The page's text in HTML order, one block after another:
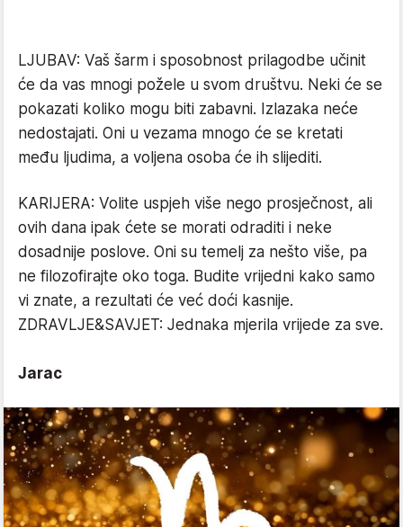
LJUBAV: Vaš šarm i sposobnost prilagodbe učinit
će da vas mnogi požele u svom društvu. Neki će se
pokazati koliko mogu biti zabavni. Izlazaka neće
nedostajati. Oni u vezama mnogo će se kretati
među ljudima, a voljena osoba će ih slijediti.
KARIJERA: Volite uspjeh više nego prosječnost, ali
ovih dana ipak ćete se morati odraditi i neke
dosadnije poslove. Oni su temelj za nešto više, pa
ne filozofirajte oko toga. Budite vrijedni kako samo
vi znate, a rezultati će već doći kasnije.
ZDRAVLJE&SAVJET: Jednaka mjerila vrijede za sve.
Jarac